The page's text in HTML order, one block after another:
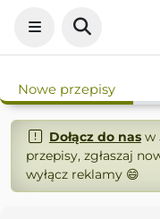
Nowe przepisy
Dołącz do nasw
przepisy, zgłaszaj
wyłącz reklamy 😄